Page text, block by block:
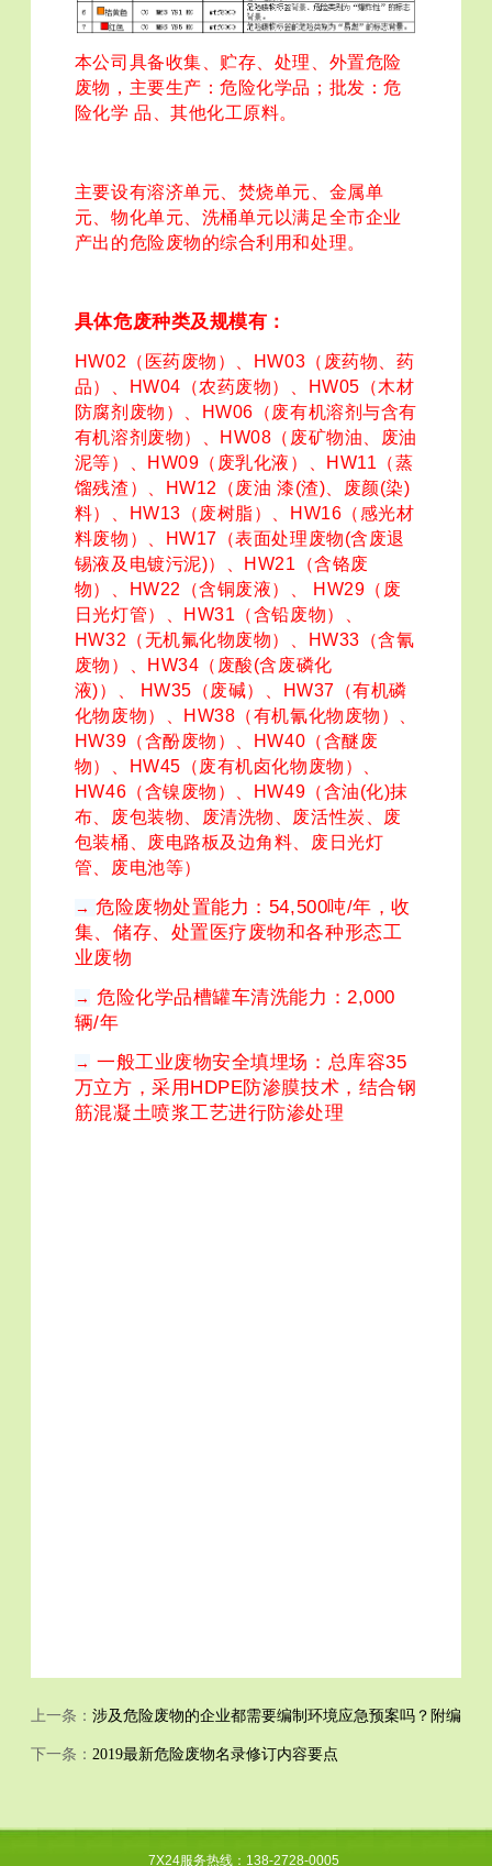
本公司具备收集、贮存、处理、外置危险
废物，主要生产：危险化学品；批发：危
险化学 品、其他化工原料。
主要设有溶济单元、焚烧单元、金属单
元、物化单元、洗桶单元以满足全市企业
产出的危险废物的综合利用和处理。
具体危废种类及规模有：
HW02（医药废物）、HW03（废药物、药
品）、HW04（农药废物）、HW05（木材
防腐剂废物）、HW06（废有机溶剂与含有
有机溶剂废物）、HW08（废矿物油、废油
泥等）、HW09（废乳化液）、HW11（蒸
馏残渣）、HW12（废油 漆(渣)、废颜(染)
料）、HW13（废树脂）、HW16（感光材
料废物）、HW17（表面处理废物(含废退
锡液及电镀污泥)）、HW21（含铬废
物）、HW22（含铜废液）、 HW29（废
日光灯管）、HW31（含铅废物）、
HW32（无机氟化物废物）、HW33（含氰
废物）、HW34（废酸(含废磷化
液)）、 HW35（废碱）、HW37（有机磷
化物废物）、HW38（有机氰化物废物）、
HW39（含酚废物）、HW40（含醚废
物）、HW45（废有机卤化物废物）、
HW46（含镍废物）、HW49（含油(化)抹
布、废包装物、废清洗物、废活性炭、废
包装桶、废电路板及边角料、废日光灯
管、废电池等）
→ 危险废物处置能力：54,500吨/年，收
集、储存、处置医疗废物和各种形态工
业废物
→ 危险化学品槽罐车清洗能力：2,000
辆/年
→ 一般工业废物安全填埋场：总库容35
万立方，采用HDPE防渗膜技术，结合钢
筋混凝土喷浆工艺进行防渗处理
上一条： 涉及危险废物的企业都需要编制环境应急预案吗？附编制
下一条： 2019最新危险废物名录修订内容要点
7X24服务热线：138-2728-0005